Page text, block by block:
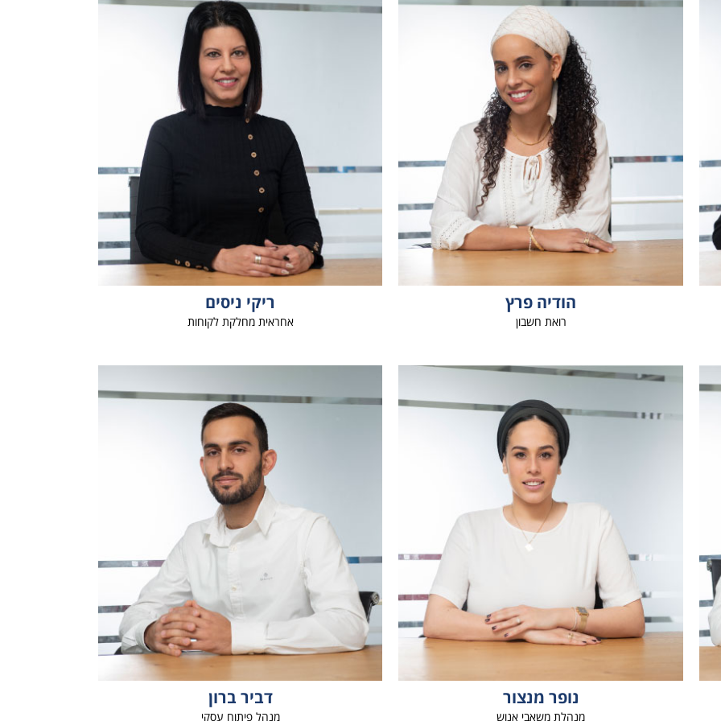
הודיה פרץ
רואת חשבון
ריקי ניסים
אחראית מחלקת לקוחות
נופר מנצור
מנהלת משאבי אנוש
דביר ברון
מנהל פיתוח עסקי